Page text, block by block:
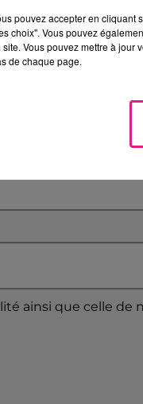
ainsi que celle de
pouvez accepter en cliquant
choix". Vous pouvez
site. Vous pouvez mettre à jour
de chaque page.